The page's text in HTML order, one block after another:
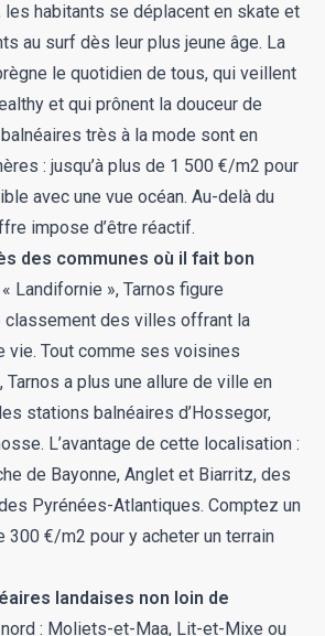
les habitants se déplacent en skate et
au surf dès leur plus jeune âge. La
le quotidien de tous, qui veillent
et qui prônent la douceur de
très à la mode sont en
: jusqu’à plus de 1 500 €/m2 pour
avec une vue océan. Au-delà du
impose d’être réactif.
des communes où il fait bon
Landifornie », Tarnos figure
classement des villes offrant la
vie. Tout comme ses voisines
Tarnos a plus une allure de ville en
stations balnéaires d’Hossegor,
L’avantage de cette localisation :
de Bayonne, Anglet et Biarritz, des
Pyrénées-Atlantiques. Comptez un
300 €/m2 pour y acheter un terrain
landaises non loin de
: Moliets-et-Maa, Lit-et-Mixe ou